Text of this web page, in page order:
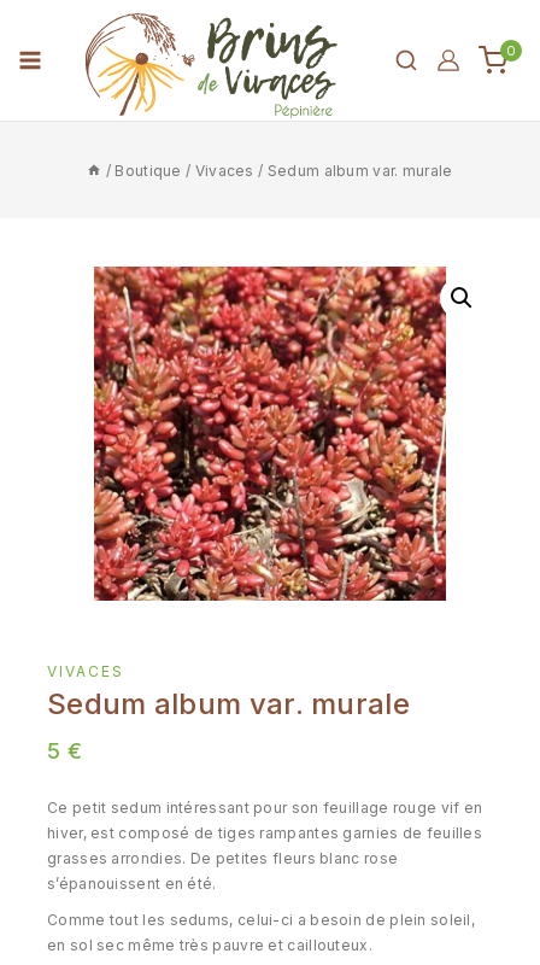
0
/ Boutique / Vivaces / Sedum album var. murale
VIVACES
Sedum album var. murale
5 €
Ce petit sedum intéressant pour son feuillage rouge vif en
hiver, est composé de tiges rampantes garnies de feuilles
grasses arrondies. De petites fleurs blanc rose
s’épanouissent en été.
Comme tout les sedums, celui-ci a besoin de plein soleil,
en sol sec même très pauvre et caillouteux.